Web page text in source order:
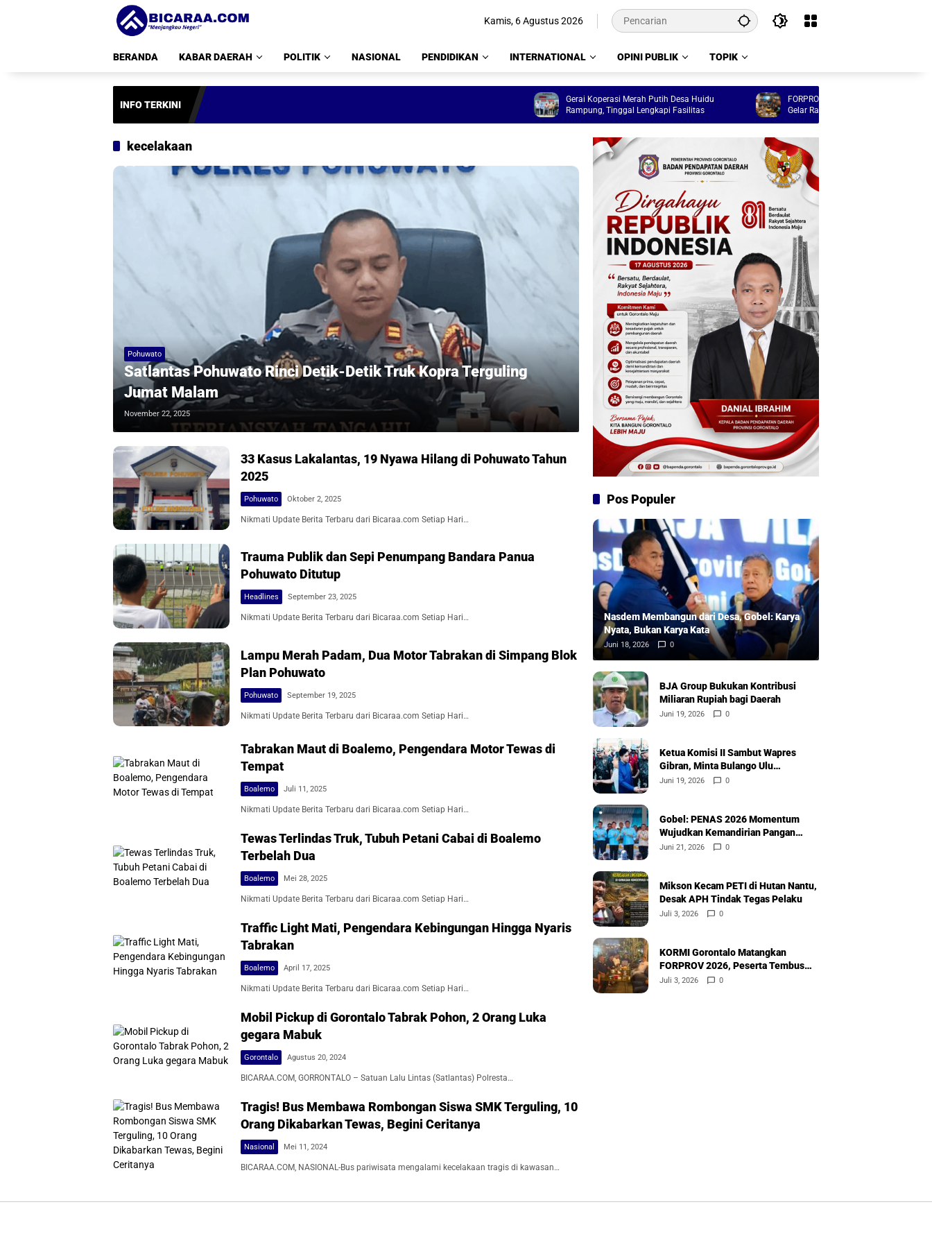
Kamis, 6 Agustus 2026
BERANDA KABAR DAERAH POLITIK NASIONAL PENDIDIKAN INTERNATIONAL OPINI PUBLIK TOPIK
INFO TERKINI
Gerai Koperasi Merah Putih Desa Huidu
Rampung, Tinggal Lengkapi Fasilitas
FORPROV Boalemo Sukses, KORMI Gorontalo
Gelar Rapat Evaluasi Menyeluruh
kecelakaan
Pohuwato
Satlantas Pohuwato Rinci Detik-Detik Truk Kopra Terguling
Jumat Malam
November 22, 2025
33 Kasus Lakalantas, 19 Nyawa Hilang di Pohuwato Tahun
2025
Pohuwato Oktober 2, 2025
Nikmati Update Berita Terbaru dari Bicaraa.com Setiap Hari…
Trauma Publik dan Sepi Penumpang Bandara Panua
Pohuwato Ditutup
Headlines September 23, 2025
Nikmati Update Berita Terbaru dari Bicaraa.com Setiap Hari…
Lampu Merah Padam, Dua Motor Tabrakan di Simpang Blok
Plan Pohuwato
Pohuwato September 19, 2025
Nikmati Update Berita Terbaru dari Bicaraa.com Setiap Hari…
Tabrakan Maut di Boalemo, Pengendara Motor Tewas di
Tempat
Boalemo Juli 11, 2025
Nikmati Update Berita Terbaru dari Bicaraa.com Setiap Hari…
Tewas Terlindas Truk, Tubuh Petani Cabai di Boalemo
Terbelah Dua
Boalemo Mei 28, 2025
Nikmati Update Berita Terbaru dari Bicaraa.com Setiap Hari…
Traffic Light Mati, Pengendara Kebingungan Hingga Nyaris
Tabrakan
Boalemo April 17, 2025
Nikmati Update Berita Terbaru dari Bicaraa.com Setiap Hari…
Mobil Pickup di Gorontalo Tabrak Pohon, 2 Orang Luka
gegara Mabuk
Gorontalo Agustus 20, 2024
BICARAA.COM, GORRONTALO – Satuan Lalu Lintas (Satlantas) Polresta…
Tragis! Bus Membawa Rombongan Siswa SMK Terguling, 10
Orang Dikabarkan Tewas, Begini Ceritanya
Nasional Mei 11, 2024
BICARAA.COM, NASIONAL-Bus pariwisata mengalami kecelakaan tragis di kawasan…
Pos Populer
Nasdem Membangun dari Desa, Gobel: Karya
Nyata, Bukan Karya Kata
Juni 18, 2026 0
BJA Group Bukukan Kontribusi
Miliaran Rupiah bagi Daerah
Juni 19, 2026 0
Ketua Komisi II Sambut Wapres
Gibran, Minta Bulango Ulu
Diprioritaskan
Juni 19, 2026 0
Gobel: PENAS 2026 Momentum
Wujudkan Kemandirian Pangan
Nasional
Juni 21, 2026 0
Mikson Kecam PETI di Hutan Nantu,
Desak APH Tindak Tegas Pelaku
Juli 3, 2026 0
KORMI Gorontalo Matangkan
FORPROV 2026, Peserta Tembus
600
Juli 3, 2026 0